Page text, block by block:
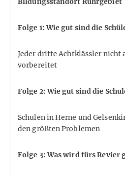
Folge 1: Wie gut sind die
Jeder dritte Achtklässler nicht
vorbereitet
Folge 2: Wie gut sind die
Schulen in Herne und
den größten Problemen
Folge 3: Was wird fürs Revier